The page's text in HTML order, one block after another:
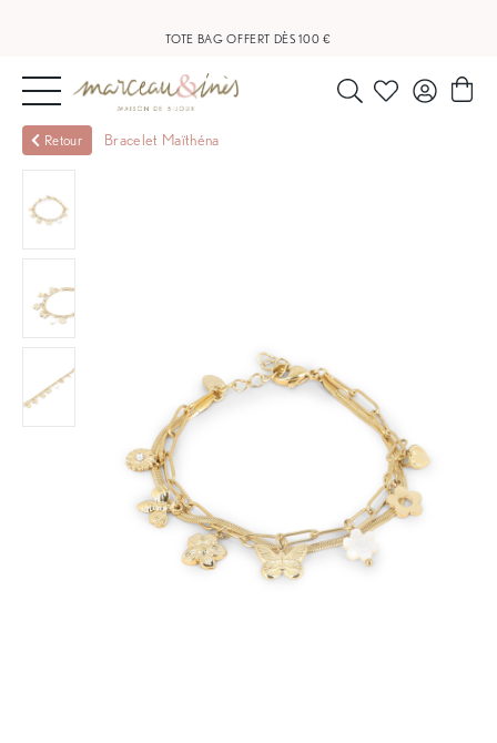
TOTE BAG OFFERT DÈS 100 €
NOUVEAUTÉS
OUTLET
BLOG
NOS
Retour Bracelet Maïthéna